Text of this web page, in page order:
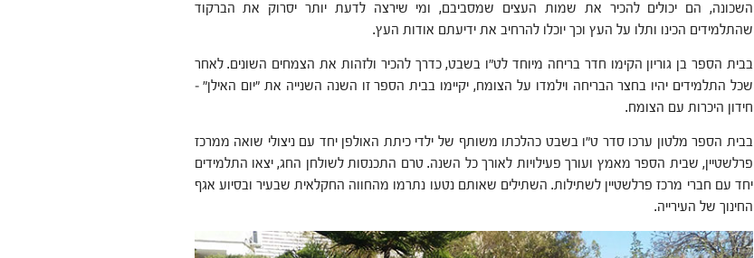
השכונה, הם יכולים להכיר את שמות העצים שמסביבם, ומי שירצה לדעת יותר יסרוק את הברקוד
שהתלמידים הכינו ותלו על העץ וכך יוכלו להרחיב את ידיעתם אודות העץ.
בבית הספר בן גוריון הקימו חדר בריחה מיוחד לט"ו בשבט, כדרך להכיר ולזהות את הצמחים השונים. לאחר
שכל התלמידים יהיו בחצר הבריחה וילמדו על הצומח, יקיימו בבית הספר זו השנה השנייה את "יום האילן" –
חידון היכרות עם הצומח.
בבית הספר מלטון ערכו סדר ט"ו בשבט כהלכתו משותף של ילדי כיתת האולפן יחד עם ניצולי שואה ממרכז
פרלשטיין, שבית הספר מאמץ ועורך פעילויות לאורך כל השנה. טרם התכנסות לשולחן החג, יצאו התלמידים
יחד עם חברי מרכז פרלשטיין לשתילות. השתילים שאותם נטעו נתרמו מהחווה החקלאית שבעיר ובסיוע אגף
החינוך של העירייה.